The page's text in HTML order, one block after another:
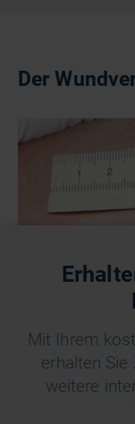
Der
Foto 1:
Mit Ihrem
erhalten
weitere